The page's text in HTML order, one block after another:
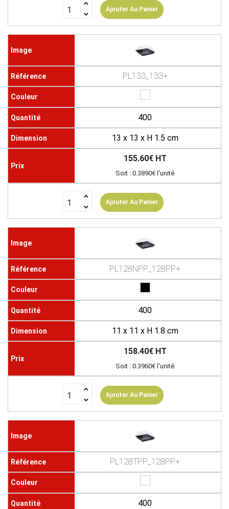
Ajouter Au Panier
PL133_133+
400
13 x 13 x H 1.5 cm
155.60€ HT
Soit : 0.3890€ l'unité
Ajouter Au Panier
PL128NPP_128PP+
400
11 x 11 x H 1.8 cm
158.40€ HT
Soit : 0.3960€ l'unité
Ajouter Au Panier
PL128TPP_128PP+
400